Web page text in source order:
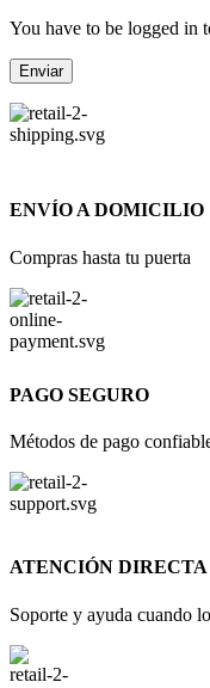
You have to be logged in
ENVÍO A DOMICILIO
Compras hasta tu puerta
PAGO SEGURO
Métodos de pago
ATENCIÓN DIRECTA
Soporte y ayuda cuando